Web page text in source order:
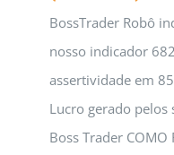
BossTrader Robô
nosso indicador
assertividade em
Lucro gerado pelos
Boss Trader COMO